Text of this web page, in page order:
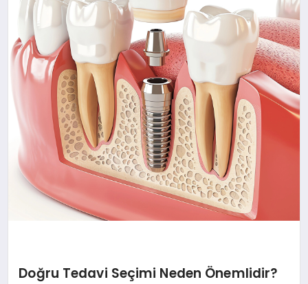
Doğru Tedavi Seçimi Neden Önemlidir?